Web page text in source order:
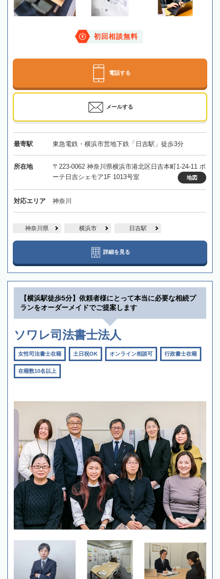
初回相談無料
電話する
メールする
最寄駅 東急電鉄・横浜市営地下鉄「日吉駅」徒歩3分
所在地
〒223-0062 神奈川県横浜市港北区日吉本町1-24-11 ボ
ーテ日吉シェモア1F 1013号室
地図
対応エリア 神奈川
神奈川県 横浜市 日吉駅
詳細を見る
【横浜駅徒歩5分】依頼者様にとって本当に必要な相続プ
ランをオーダーメイドでご提案します
ソワレ司法書士法人
女性司法書士在籍 土日祝OK オンライン相談可 行政書士在籍
在籍数10名以上